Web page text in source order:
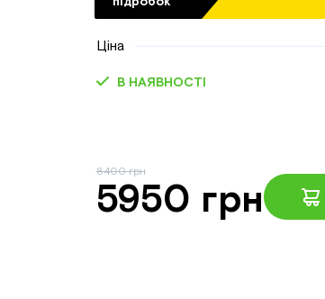
Ціна
В НАЯВНОСТІ
8400 грн
5950 грн